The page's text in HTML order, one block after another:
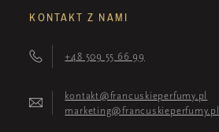
KONTAKT Z NAMI
+48 509 55 66 99
kontakt@francuskieperfumy.pl
marketing@francuskieperfumy.pl